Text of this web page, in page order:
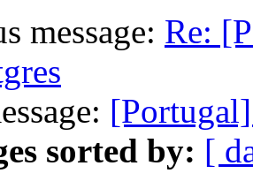
message: Re:
sorted by: [